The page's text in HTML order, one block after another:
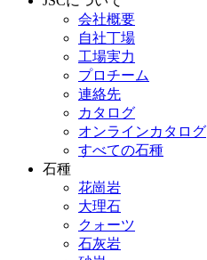
会社概要
自社丁場
工場実力
プロチーム
連絡先
カタログ
オンラインカタログ
すべての石種
石種
花崗岩
大理石
クォーツ
石灰岩